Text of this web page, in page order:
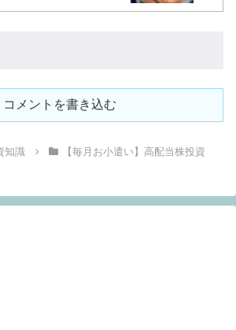
コメントを書き込む
知識 【毎月お小遣い】高配当株投資